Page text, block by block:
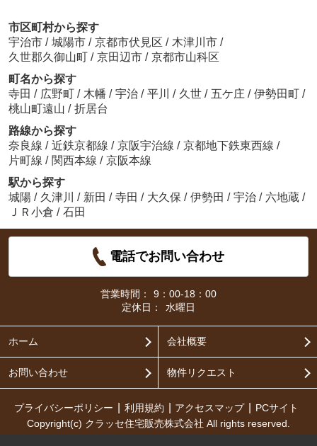
市区町村から探す
宇治市 / 城陽市 / 京都市伏見区 / 木津川市 /
久世郡久御山町 / 京田辺市 / 京都市山科区
町名から探す
寺田 / 広野町 / 木幡 / 宇治 / 平川 / 久世 / 五ケ庄 / 伊勢田町 /
桃山町遠山 / 折居台
路線から探す
奈良線 / 近鉄京都線 / 京阪宇治線 / 京都地下鉄東西線 /
片町線 / 関西本線 / 京阪本線
駅から探す
城陽 / 久津川 / 新田 / 寺田 / 大久保 / 伊勢田 / 宇治 / 六地蔵 /
ＪＲ小倉 / 石田
電話でお問い合わせ
営業時間：
9：00-18：00
定休日：
水曜日
ホーム 会社概要
お問い合わせ 物件リクエスト
プライバシーポリシー 利用規約 アクセスマップ
PCサイト
Copyright(c) クラッセ住宅販売株式会社 All rights reserved.